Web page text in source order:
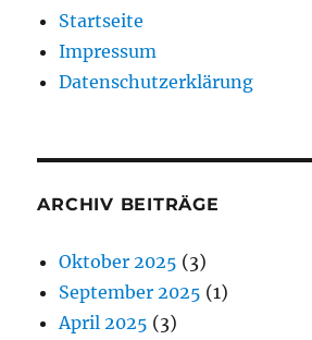
Startseite
Impressum
Datenschutzerklärung
ARCHIV BEITRÄGE
Oktober 2025 (3)
September 2025 (1)
April 2025 (3)